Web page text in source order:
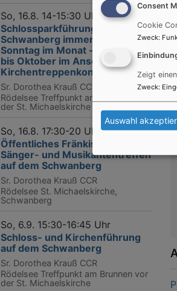
So, 16.8. 14-15:30 Uhr
Schlossparkführung auf dem
Schwanberg immer am 3.
Sonntag im Monat - von Juni
bis Oktober im Anschluss ein
Kirchentreppenkonzert
Sr. Dorothea Krauß CCR
Rödelsee Treffpunkt am Brunnen vor
der St. Michaelskirche
So, 16.8. 17:30-20 Uhr
Öffentliches Fränkisches
Sänger- und Musikantentreffen
auf dem Schwanberg
Sr. Dorothea Krauß CCR
Rödelsee St. Michaelskirche,
Schwanberg
So, 6.9. 15:30-16:45 Uhr
Schloss- und Kirchenführung
auf dem Schwanberg
Sr. Dorothea Krauß CCR
Rödelsee Treffpunkt am Brunnen vor
der St. Michaelskirche
Consent
Cookie
Zweck:
Zeigt
Zweck:
Auswahl